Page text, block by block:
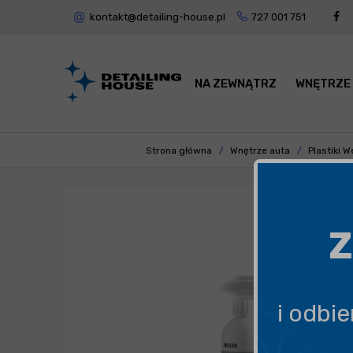
kontakt@detailing-house.pl 727 001 751
NA ZEWNĄTRZ WNĘTRZE
Strona główna Wnętrze auta Plastiki
i